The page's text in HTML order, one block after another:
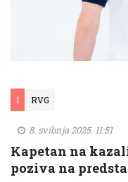
I RVG
8. svibnja 2025. 11:51
Kapetan na
poziva na